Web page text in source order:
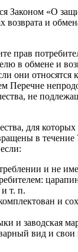
Законом «О
возврата и
прав
в обмене и
они относятся
Перечне
не
для которых
в течение
и не
т. п.
и
и заводская
вид и свои